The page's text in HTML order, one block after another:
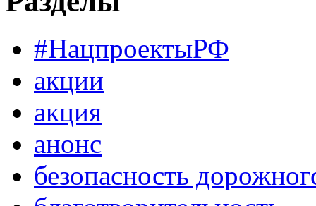
#НацпроектыРФ
акции
акция
анонс
безопасность